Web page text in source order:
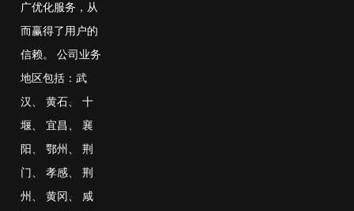
广优化服务，从
而赢得了用户的
信赖。 公司业务
地区包括：武
汉
黄石
十
堰
宜昌
襄
阳
鄂州
荆
门
孝感
荆
州
黄冈
咸